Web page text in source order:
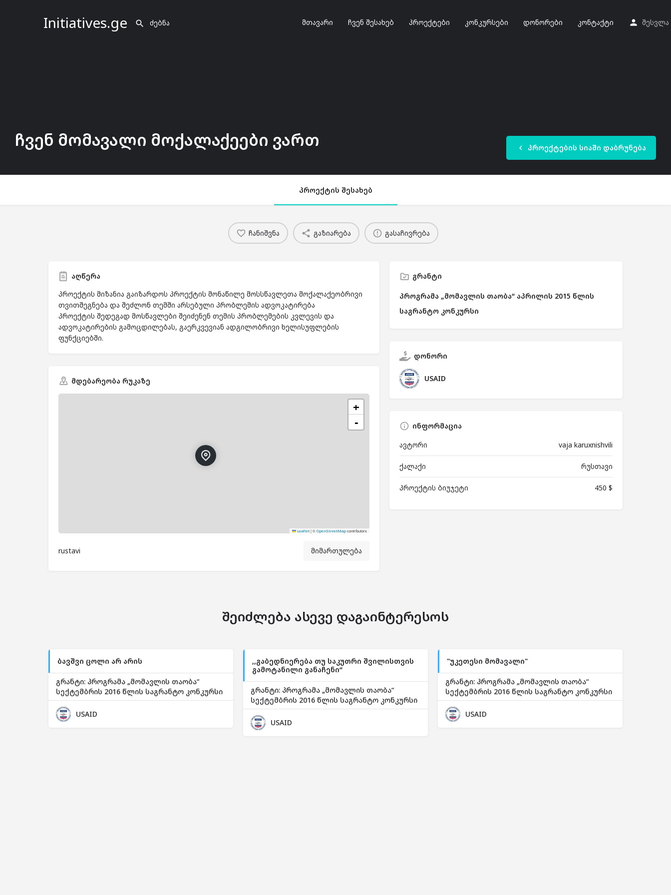
Initiatives.ge მთავარი ჩვენ შესახებ პროექტები კონკურსები დონორები კონტაქტი შესვლა
ჩვენ მომავალი მოქალაქეები ვართ პროექტების სიაში დაბრუნება
პროექტის შესახებ
ჩანიშვნა გაზიარება გასაჩივრება
აღწერა
პროექტის მიზანია გაიზარდოს პროექტის მონაწილე მოსსწავლეთა მოქალაქეობრივი
თვითშეგნება და შეძლონ თემში არსებული პრობლემის ადვოკატირება
პროექტის შედეგად მოსწავლები შეიძენენ თემის პრობლემების კვლევის და
ადვოკატირების გამოცდილებას, გაერკვევიან ადგილობრივი ხელისუფლების
ფუნქციებში.
მდებარეობა რუკაზე
+
−
Leaflet |© OpenStreetMapcontributors
rustavi მიმართულება
გრანტი
პროგრამა „მომავლის თაობა“ აპრილის 2015 წლის
საგრანტო კონკურსი
დონორი
USAID
ინფორმაცია
ავტორი
vaja karuxnishvili
ქალაქი რუსთავი
პროექტის ბიუჯეტი 450 $
შეიძლება ასევე დაგაინტერესოს
ბავშვი ცოლი არ არის
გრანტი: პროგრამა „მომავლის თაობა“
სექტემბრის 2016 წლის საგრანტო კონკურსი
USAID
,,გაბედნიერება თუ საკუთრი შვილისთვის
გამოტანილი განაჩენი“
გრანტი: პროგრამა „მომავლის თაობა“
სექტემბრის 2016 წლის საგრანტო კონკურსი
USAID
"უკეთესი მომავალი"
გრანტი: პროგრამა „მომავლის თაობა“
სექტემბრის 2016 წლის საგრანტო კონკურსი
USAID